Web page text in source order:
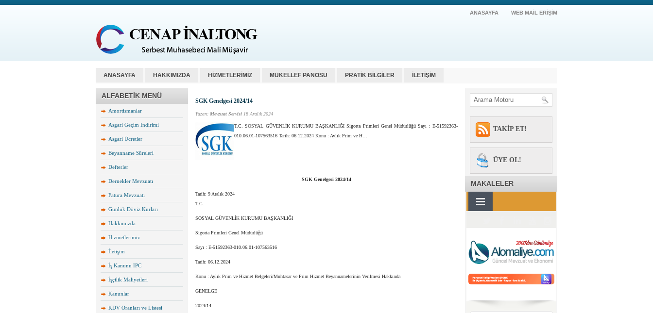
ANASAYFA WEB MAİL ERİŞİM
ANASAYFA HAKKIMIZDA HİZMETLERİMİZ MÜKELLEF PANOSU PRATİK BİLGİLER İLETİŞİM
ALFABETİK MENÜ
Amortismanlar
Asgari Geçim İndirimi
Asgari Ücretler
Beyanname Süreleri
Defterler
Dernekler Mevzuatı
Fatura Mevzuatı
Günlük Döviz Kurları
Hakkımızda
Hizmetlerimiz
İletişim
İş Kanunu IPC
İşçilik Maliyetleri
Kanunlar
KDV Oranları ve Listesi
SGK Genelgesi 2024/14
Yazan: Mevzuat Servisi 18 Aralık 2024
T.C. SOSYAL GÜVENLİK KURUMU BAŞKANLIĞI Sigorta Primleri Genel Müdürlüğü Sayı : E-51592363-
010.06.01-107563516 Tarih: 06.12.2024 Konu : Aylık Prim ve H…
SGK Genelgesi 2024/14
Tarih: 9 Aralık 2024
T.C.
SOSYAL GÜVENLİK KURUMU BAŞKANLIĞI
Sigorta Primleri Genel Müdürlüğü
Sayı : E-51592363-010.06.01-107563516
Tarih: 06.12.2024
Konu : Aylık Prim ve Hizmet Belgeleri/Muhtasar ve Prim Hizmet Beyannamelerinin Verilmesi Hakkında
GENELGE
2024/14
TAKİP ET!
ÜYE OL!
MAKALELER